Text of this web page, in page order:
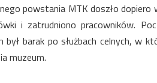
powstania MTK doszło dopiero
i zatrudniono pracowników.
był barak po służbach celnych, w
muzeum.